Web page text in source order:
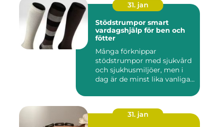
31. jan
Stödstrumpor smart
vardagshjälp för ben och
fötter
Många förknippar
stödstrumpor med sjukvård
och sjukhusmiljöer, men i
dag är de minst lika vanliga
31. jan